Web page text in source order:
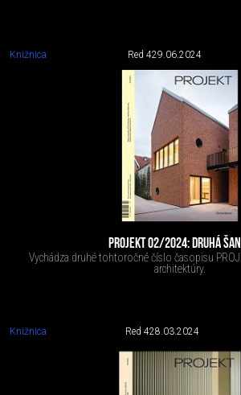
Knižnica Red 429.06.2024
PROJEKT 02/2024: DRUHÁ
Vychádza druhé tohtoročné číslo časopisu
architektúry.
Knižnica Red 428.03.2024